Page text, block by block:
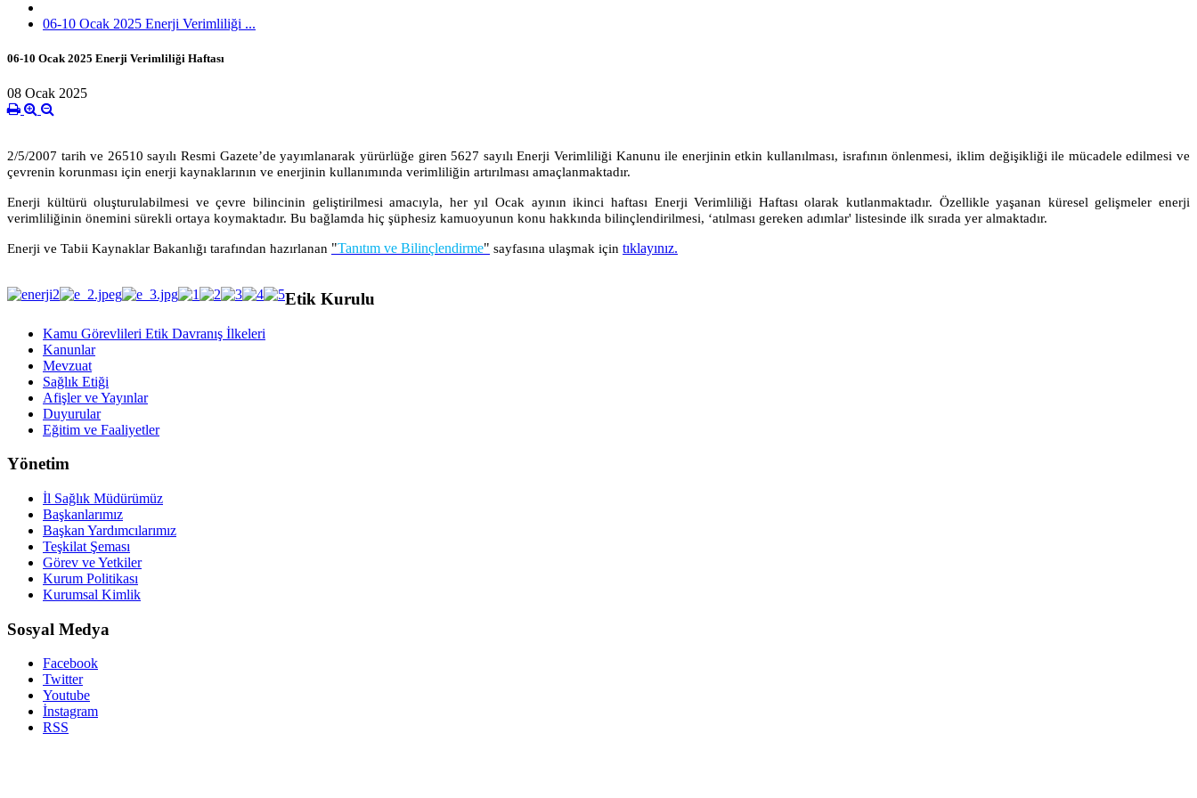
06-10 Ocak 2025 Enerji Verimliliği ...
06-10 Ocak 2025 Enerji Verimliliği Haftası
08 Ocak 2025
2/5/2007 tarih ve 26510 sayılı Resmi Gazete’de yayımlanarak yürürlüğe giren 5627 sayılı Enerji Verimliliği Kanunu ile enerjinin etkin kullanılması, israfının önlenmesi, iklim değişikliği ile mücadele edilmesi ve
çevrenin korunması için enerji kaynaklarının ve enerjinin kullanımında verimliliğin artırılması amaçlanmaktadır.
Enerji kültürü oluşturulabilmesi ve çevre bilincinin geliştirilmesi amacıyla, her yıl Ocak ayının ikinci haftası Enerji Verimliliği Haftası olarak kutlanmaktadır. Özellikle yaşanan küresel gelişmeler enerji
verimliliğinin önemini sürekli ortaya koymaktadır. Bu bağlamda hiç şüphesiz kamuoyunun konu hakkında bilinçlendirilmesi, ‘atılması gereken adımlar' listesinde ilk sırada yer almaktadır.
Enerji ve Tabii Kaynaklar Bakanlığı tarafından hazırlanan "Tanıtım ve Bilinçlendirme" sayfasına ulaşmak için tıklayınız.
Etik Kurulu
Kamu Görevlileri Etik Davranış İlkeleri
Kanunlar
Mevzuat
Sağlık Etiği
Afişler ve Yayınlar
Duyurular
Eğitim ve Faaliyetler
Yönetim
İl Sağlık Müdürümüz
Başkanlarımız
Başkan Yardımcılarımız
Teşkilat Şeması
Görev ve Yetkiler
Kurum Politikası
Kurumsal Kimlik
Sosyal Medya
Facebook
Twitter
Youtube
İnstagram
RSS